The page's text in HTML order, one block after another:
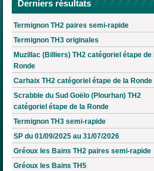
Derniers résultats
Termignon TH2 paires semi-rapide
Termignon TH3 originales
Muzillac (Billiers) TH2 catégoriel étape de
Ronde
Carhaix TH2 catégoriel étape de la Ronde
Scrabble du Sud Goëlo (Plourhan) TH2
catégoriel étape de la Ronde
Termignon TH3 semi-rapide
SP du 01/09/2025 au 31/07/2026
Gréoux les Bains TH2 paires semi-rapide
Gréoux les Bains TH5